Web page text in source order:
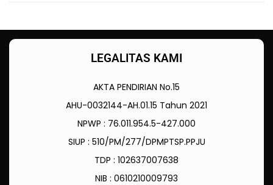
LEGALITAS KAMI
AKTA PENDIRIAN No.15
AHU-0032144-AH.01.15 Tahun 2021
NPWP : 76.011.954.5-427.000
SIUP : 510/PM/277/DPMPTSP.PPJU
TDP : 102637007638
NIB : 0610210009793